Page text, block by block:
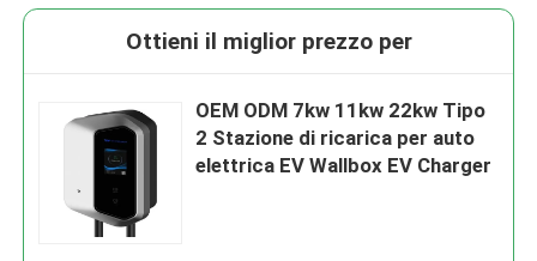
Ottieni il miglior prezzo per
OEM ODM 7kw 11kw 22kw Tipo
2 Stazione di ricarica per auto
elettrica EV Wallbox EV Charger